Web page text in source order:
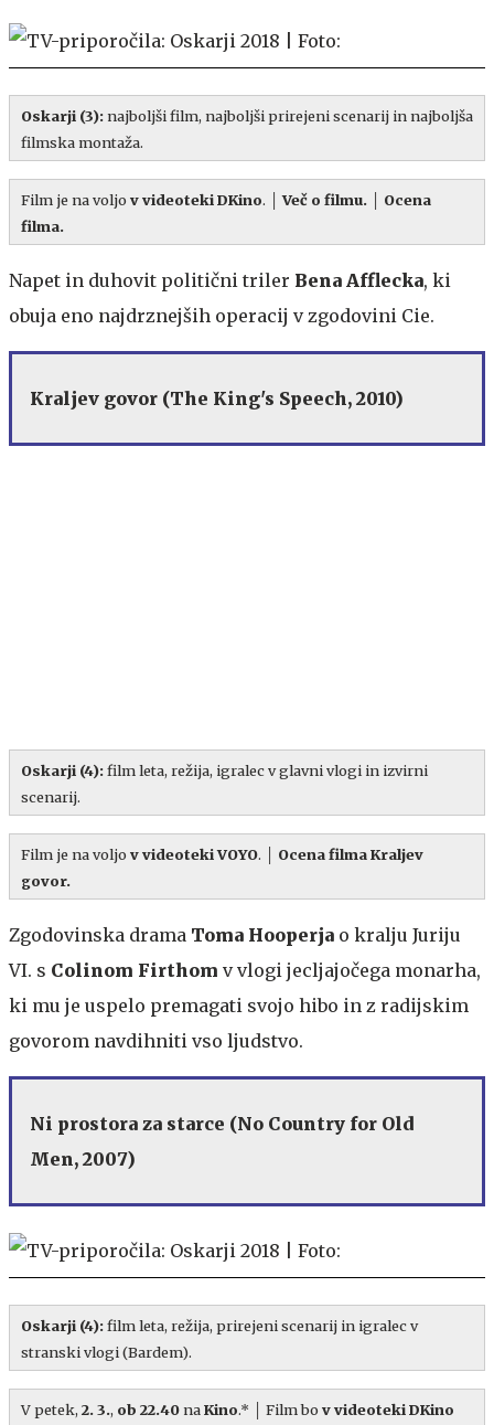
Oskarji (3):najboljši film, najboljši prirejeni scenarij in najboljša
filmska montaža.
Film je na voljo v videoteki DKino. │Več o filmu.
Ocena
filma.
Napet in duhovit politični triler Bena Afflecka, ki
obuja eno najdrznejših operacij v zgodovini Cie.
Kraljev govor (The King's Speech, 2010)
Oskarji (4):film leta, režija, igralec v glavni vlogi in izvirni
scenarij.
Film je na voljo v videoteki VOYO.
Ocena filma Kraljev
govor.
Zgodovinska drama Toma Hooperja o kralju Juriju
VI. s Colinom Firthom v vlogi jecljajočega monarha,
ki mu je uspelo premagati svojo hibo in z radijskim
govorom navdihniti vso ljudstvo.
Ni prostora za starce (No Country for Old
Men, 2007)
Oskarji (4):film leta, režija, prirejeni scenarij in igralec v
stranski vlogi (Bardem).
V petek, 2. 3., ob 22.40naKino.* │ Film bo v videoteki DKino